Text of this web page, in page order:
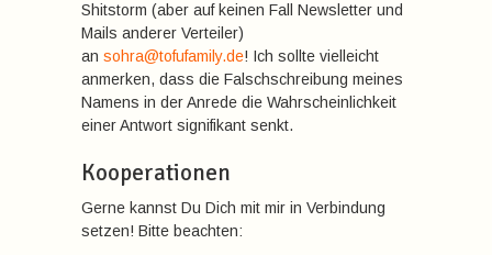
Shitstorm (aber auf keinen Fall Newsletter und
Mails anderer Verteiler)
an sohra@tofufamily.de! Ich sollte vielleicht
anmerken, dass die Falschschreibung meines
Namens in der Anrede die Wahrscheinlichkeit
einer Antwort signifikant senkt.
Kooperationen
Gerne kannst Du Dich mit mir in Verbindung
setzen! Bitte beachten: